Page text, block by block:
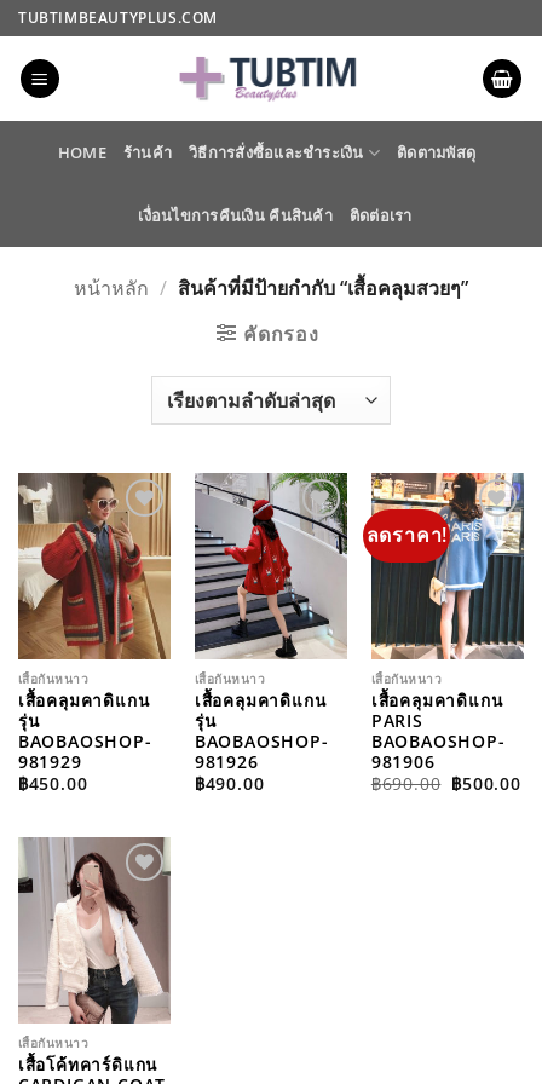
ข้าม
ไป
เนื้อหา
TUBTIMBEAUTYPLUS.COM
HOME ร้านค้า วิธีการสั่งซื้อและชำระเงิน ติดตามพัสดุ
เงื่อนไขการคืนเงิน คืนสินค้า ติดต่อเรา
หน้าหลัก / สินค้าที่มีป้ายกำกับ “เสื้อคลุมสวยๆ”
คัดกรอง
ADD TO
WISHLIST
เสื้อกันหนาว
เสื้อคลุมคาดิแกน
รุ่น
BAOBAOSHOP-
981929
฿450.00
ADD TO
WISHLIST
เสื้อกันหนาว
เสื้อคลุมคาดิแกน
รุ่น
BAOBAOSHOP-
981926
฿490.00
ลดราคา!ADD TO
WISHLIST
เสื้อกันหนาว
เสื้อคลุมคาดิแกน
PARIS
BAOBAOSHOP-
981906
฿690.00 ORIGINAL
PRICE
฿500.00
ADD TO
WISHLIST
เสื้อกันหนาว
เสื้อโค้ทคาร์ดิแกน